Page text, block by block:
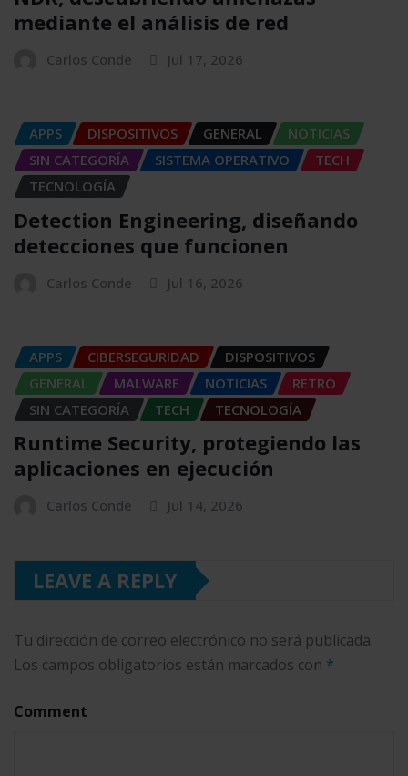
mediante el análisis de red
Carlos Conde Jul 17, 2026
APPS DISPOSITIVOS GENERAL
NOTICIAS
SIN CATEGORÍA
SISTEMA OPERATIVO
TECH
TECNOLOGÍA
Detection Engineering, diseñando
detecciones que funcionen
Carlos Conde Jul 16, 2026
APPS CIBERSEGURIDAD
DISPOSITIVOS
GENERAL
MALWARE NOTICIAS
RETRO
SIN CATEGORÍA
TECH TECNOLOGÍA
Runtime Security, protegiendo las
aplicaciones en ejecución
Carlos Conde Jul 14, 2026
LEAVE A REPLY
Tu dirección de correo electrónico no será publicada.
Los campos obligatorios están marcados con *
Comment